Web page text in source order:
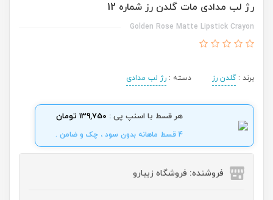
رژ لب مدادی مات گلدن رز شماره 12
Golden Rose Matte Lipstick Crayon
برند :گلدن رز دسته : رژ لب مدادی
هر قسط با اسنپ پی : 139,750 تومان
4 قسط ماهانه بدون سود ، چک و ضامن .
فروشنده: فروشگاه زیبارو